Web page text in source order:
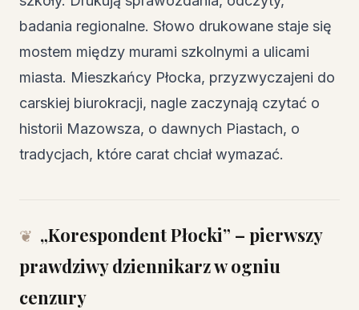
badania regionalne. Słowo drukowane staje się
mostem między murami szkolnymi a ulicami
miasta. Mieszkańcy Płocka, przyzwyczajeni do
carskiej biurokracji, nagle zaczynają czytać o
historii Mazowsza, o dawnych Piastach, o
tradycjach, które carat chciał wymazać.
„Korespondent Płocki” – pierwszy
prawdziwy dziennikarz w ogniu
cenzury